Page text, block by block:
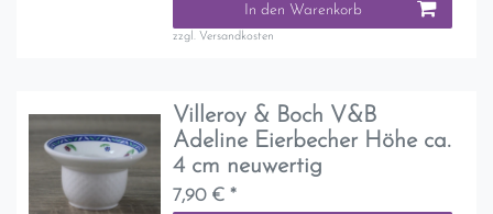
In den Warenkorb
zzgl. Versandkosten
Villeroy & Boch V&B
Adeline Eierbecher Höhe ca.
4 cm neuwertig
7,90 € *